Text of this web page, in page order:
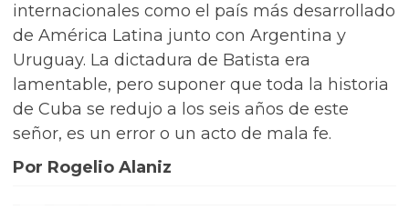
internacionales como el país más desarrollado
de América Latina junto con Argentina y
Uruguay. La dictadura de Batista era
lamentable, pero suponer que toda la historia
de Cuba se redujo a los seis años de este
señor, es un error o un acto de mala fe.
Por Rogelio Alaniz